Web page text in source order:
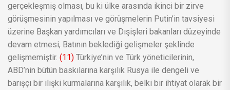
gerçekleşmiş olması, bu ki ülke arasında ikinci bir zirve
görüşmesinin yapılması ve görüşmelerin Putin’in tavsiyesi
üzerine Başkan yardımcıları ve Dışişleri bakanları düzeyinde
devam etmesi, Batının beklediği gelişmeler şeklinde
gelişmemiştir. (11) Türkiye’nin ve Türk yöneticilerinin,
ABD’nin bütün baskılarına karşılık Rusya ile dengeli ve
barışçı bir ilişki kurmalarına karşılık, belki bir ihtiyat olarak bir